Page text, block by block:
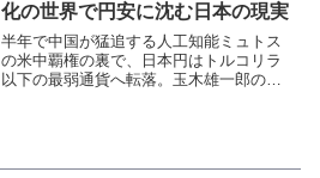
化の世界で円安に沈む日本の現実
半年で中国が猛追する人工知能ミュトス
の米中覇権の裏で、日本円はトルコリラ
以下の最弱通貨へ転落。玉木雄一郎の連